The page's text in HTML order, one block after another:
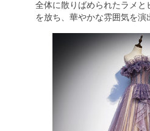
全体に散りばめられたラメと
を放ち、華やかな雰囲気を演